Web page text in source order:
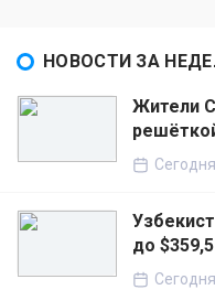
НОВОСТИ ЗА
Жители
до